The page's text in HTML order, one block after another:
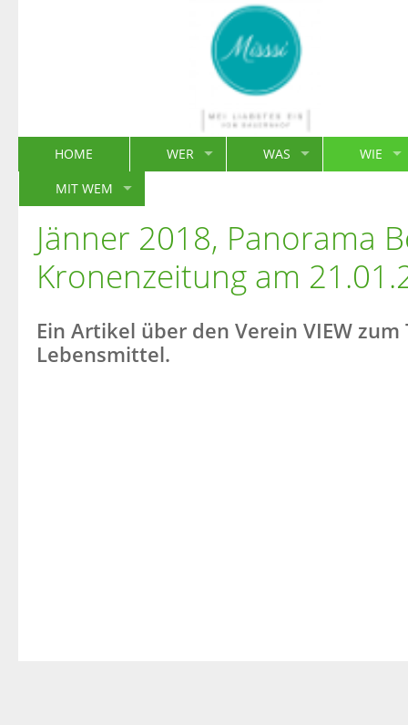
HOME WER WAS
WIE
MIT WEM
Jänner 2018, Panorama
Kronenzeitung am
Ein Artikel über den Verein VIEW
Lebensmittel.